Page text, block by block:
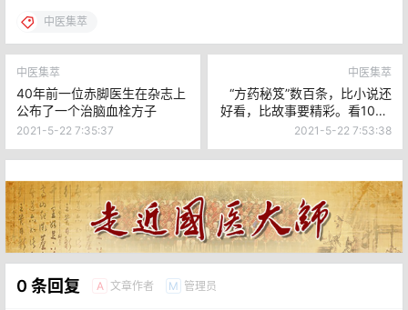
中医集萃
中医集萃
40年前一位赤脚医生在杂志上
公布了一个治脑血栓方子
2021-5-22 7:35:37
中医集萃
“方药秘笈”数百条，比小说还
好看，比故事要精彩。看1000
本书也不能都找到，当一辈子
2021-5-22 7:53:38
0 条回复 A 文章作者 M 管理员